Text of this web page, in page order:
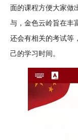
面的课程方便大家做
与，金色云岭旨在丰
还会有相关的考试等
己的学习时间。